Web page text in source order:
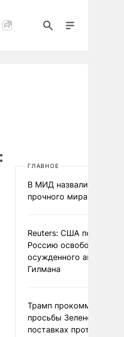
ГЛАВНОЕ
В МИД назвали условия
прочного мира на
Reuters: США
Россию освободить
осужденного
Гилмана
Трамп
просьбы Зеленского о
поставках